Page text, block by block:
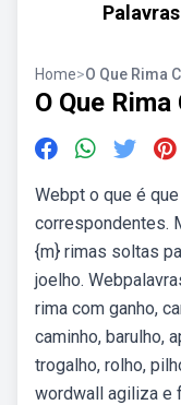
Home>O Que Rima
O Que
Webpt o que é
correspondentes.
{m} rimas soltas
joelho.
rima com ganho,
caminho, barulho,
trogalho, rolho,
wordwall agiliza e